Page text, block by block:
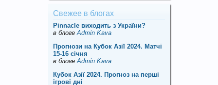
Свежее в блогах
Pinnacle виходить з України?
в блогеAdmin Kava
Прогнози на Кубок Азії 2024. Матчі
15-16 січня
в блогеAdmin Kava
Кубок Азії 2024. Прогноз на перші
ігрові дні